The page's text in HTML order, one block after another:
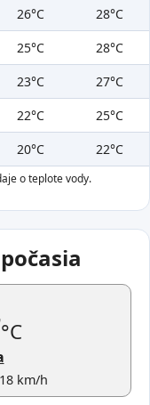
26°C
28°C
25°C
28°C
23°C
27°C
22°C
25°C
20°C 22°C
o teplote vody.
°C
km/h